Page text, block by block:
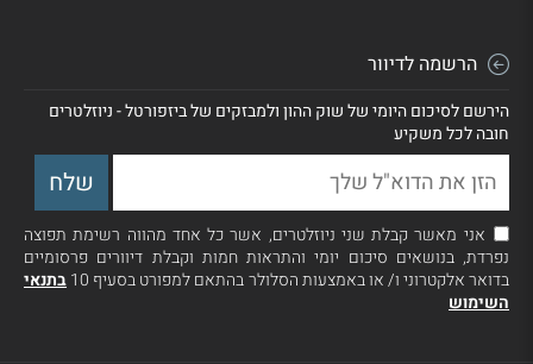
הרשמה לדיוור
הירשם לסיכום היומי של שוק ההון ולמבזקים של ביזפורטל - ניוזלטרים
חובה לכל משקיע
אני מאשר קבלת שני ניוזלטרים, אשר כל אחד מהווה רשימת תפוצה
נפרדת, בנושאים סיכום יומי והתראות חמות וקבלת דיוורים פרסומיים
בדואר אלקטרוני ו/ או באמצעות הסלולר בהתאם למפורט בסעיף 10
בתנאי
השימוש